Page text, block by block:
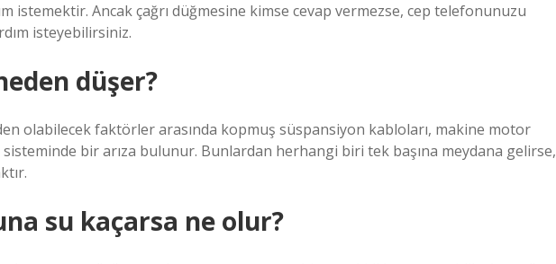
istemektir. Ancak çağrı düğmesine kimse cevap vermezse, cep telefonunuzu
isteyebilirsiniz.
düşer?
olabilecek faktörler arasında kopmuş süspansiyon kabloları, makine motor
bir arıza bulunur. Bunlardan herhangi biri tek başına meydana gelirse,
su kaçarsa ne olur?